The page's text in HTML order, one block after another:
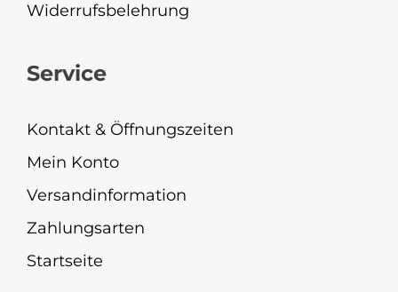
Widerrufsbelehrung
Service
Kontakt & Öffnungszeiten
Mein Konto
Versandinformation
Zahlungsarten
Startseite